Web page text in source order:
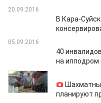
20.09.2016
В Кара-
05.09.2016
40
на ипподром
19.08.2016
планируют